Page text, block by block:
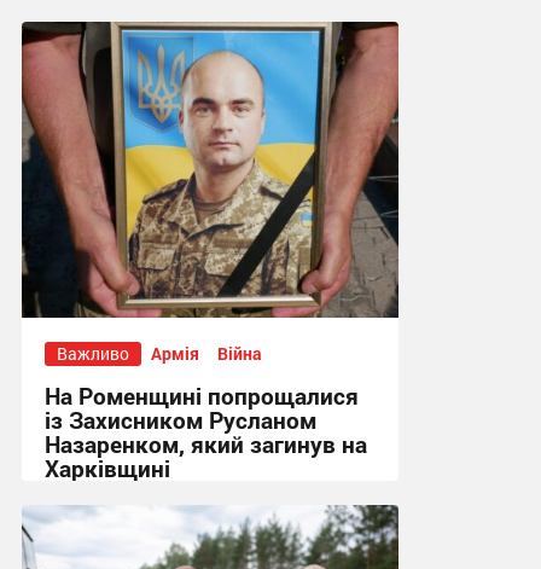
Важливо Армія Війна
На Роменщині попрощалися
із Захисником Русланом
Назаренком, який загинув на
Харківщині